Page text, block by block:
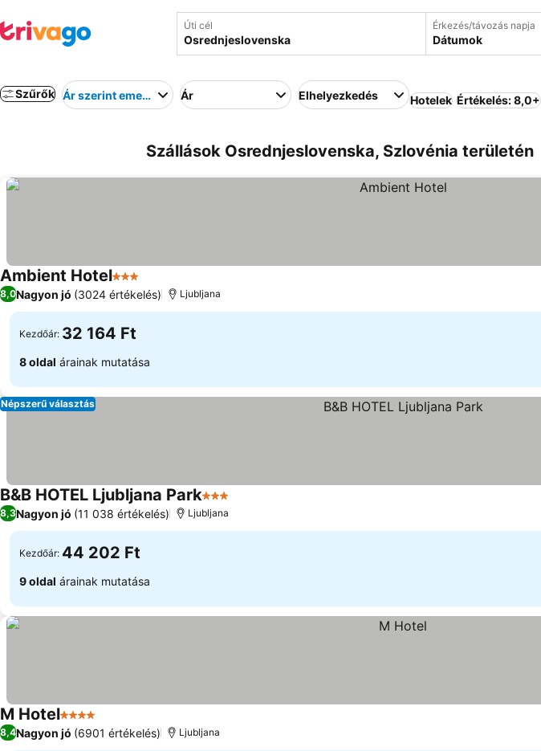
Úti cél Érkezés/távozás napja
Dátumok
Szűrők Ár szerint emelkedő Ár Elhelyezkedés Hotelek Értékelés: 8,0+
Szállások Osrednjeslovenska, Szlovénia területén
Ambient Hotel3 Kategória
8,0Nagyon jó (3024 értékelés) Ljubljana
Kezdőár: 32 164 Ft
8 oldal árainak mutatása
Népszerű választás
B&B HOTEL Ljubljana Park3 Kategória
8,3Nagyon jó (11 038 értékelés) Ljubljana
Kezdőár: 44 202 Ft
9 oldal árainak mutatása
M Hotel4 Kategória
8,4Nagyon jó (6901 értékelés) Ljubljana